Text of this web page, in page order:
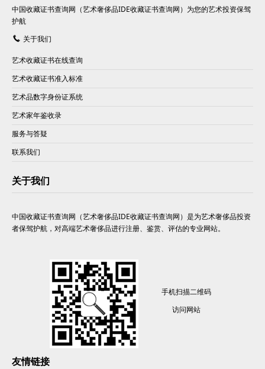
中国收藏证书查询网（艺术奢侈品IDE收藏证书查询网）为您的艺术投资保驾
护航
关于我们
艺术收藏证书在线查询
艺术收藏证书准入标准
艺术品数字身份证系统
艺术家年鉴收录
服务与答疑
联系我们
关于我们
中国收藏证书查询网（艺术奢侈品IDE收藏证书查询网）是为艺术奢侈品投资
者保驾护航，对高端艺术奢侈品进行注册、鉴赏、评估的专业网站。
手机扫描二维码
访问网站
友情链接